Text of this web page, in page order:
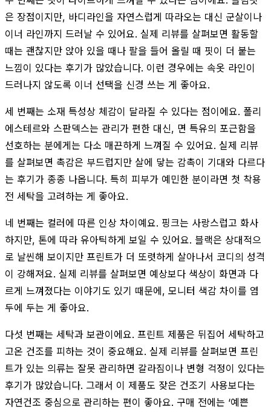
은 장점이지만, 바디라인을 자연스럽게 따라오는 대신 군살이나
이너 라인까지 드러날 수 있어요. 실제 리뷰를 살펴보면 활동할
때는 괜찮지만 앉아 있을 때나 팔을 들어 올릴 때 핏이 더 붙는
느낌이 있다는 후기가 많았습니다. 이런 경우에는 속옷 라인이
드러나지 않도록 이너 선택을 신경 쓰는 게 좋아요.
세 번째는 소재 특성상 체감이 달라질 수 있다는 점이에요. 폴리
에스테르와 스판덱스는 관리가 편한 대신, 면 특유의 포근함을
선호하는 분에게는 다소 매끈하게 느껴질 수 있어요. 실제 리뷰
를 살펴보면 촉감은 부드럽지만 살에 닿는 감촉이 기대와 다르다
는 후기가 종종 나옵니다. 특히 피부가 예민한 분이라면 첫 착용
전 세탁을 고려하는 게 좋아요.
네 번째는 컬러에 따른 인상 차이예요. 핑크는 사랑스럽고 화사
하지만, 톤에 따라 유아틱하게 보일 수 있어요. 블랙은 상대적으
로 날씬해 보이지만 프린트가 더 또렷하게 살아나서 코디의 성격
이 강해져요. 실제 리뷰를 살펴보면 예상보다 색상이 화면과 다
르게 느껴졌다는 이야기도 있기 때문에, 모니터 색감 차이를 염
두에 두는 게 좋아요.
다섯 번째는 세탁과 보관이에요. 프린트 제품은 뒤집어 세탁하고
고온 건조를 피하는 것이 중요해요. 실제 리뷰를 살펴보면 프린
트가 있는 의류는 잘못 관리하면 갈라짐이나 변형 걱정이 있다는
후기가 많았습니다. 그래서 이 제품도 잦은 건조기 사용보다는
자연건조 중심으로 관리하는 편이 좋아요. 구매 전에는 ‘예쁜